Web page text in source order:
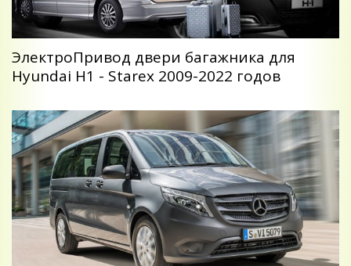
ЭлектроПривод двери багажника для
Hyundai H1 - Starex 2009-2022 годов